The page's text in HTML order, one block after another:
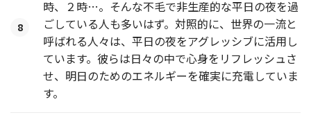
8
時、２時…。そんな不毛で非生産的な平日の夜を過
ごしている人も多いはず。対照的に、世界の一流と
呼ばれる人々は、平日の夜をアグレッシブに活用し
ています。彼らは日々の中で心身をリフレッシュさ
せ、明日のためのエネルギーを確実に充電していま
す。